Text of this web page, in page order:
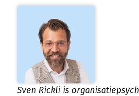
Sven Rickli is